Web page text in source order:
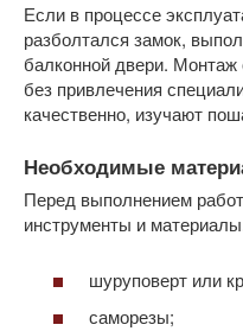
Если в процессе
разболтался замок,
балконной двери.
без привлечения
качественно, изучают
Необходимые
Перед выполнением
инструменты и
шуруповерт или
саморезы;